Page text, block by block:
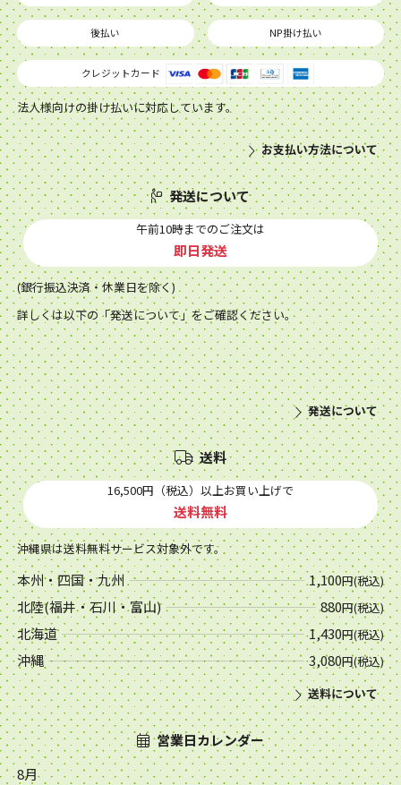
後払い NP掛け払い
クレジットカード
法人様向けの掛け払いに対応しています。
お支払い方法について
発送について
午前10時までのご注文は
即日発送
(銀行振込決済・休業日を除く)
詳しくは以下の「発送について」をご確認ください。
発送について
送料
16,500円（税込）以上お買い上げで
送料無料
沖縄県は送料無料サービス対象外です。
本州・四国・九州 1,100円(税込)
北陸(福井・石川・富山) 880円(税込)
北海道 1,430円(税込)
沖縄 3,080円(税込)
送料について
営業日カレンダー
8月